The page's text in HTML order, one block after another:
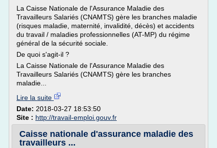
La Caisse Nationale de l'Assurance Maladie des
Travailleurs Salariés (CNAMTS) gère les branches maladie
(risques maladie, maternité, invalidité, décès) et accidents
du travail / maladies professionnelles (AT-MP) du régime
général de la sécurité sociale.
De quoi s'agit-il ?
La Caisse Nationale de l'Assurance Maladie des
Travailleurs Salariés (CNAMTS) gère les branches
maladie...
Lire la suite
Date: 2018-03-27 18:53:50
Site : http://travail-emploi.gouv.fr
Caisse nationale d'assurance maladie des
travailleurs ...